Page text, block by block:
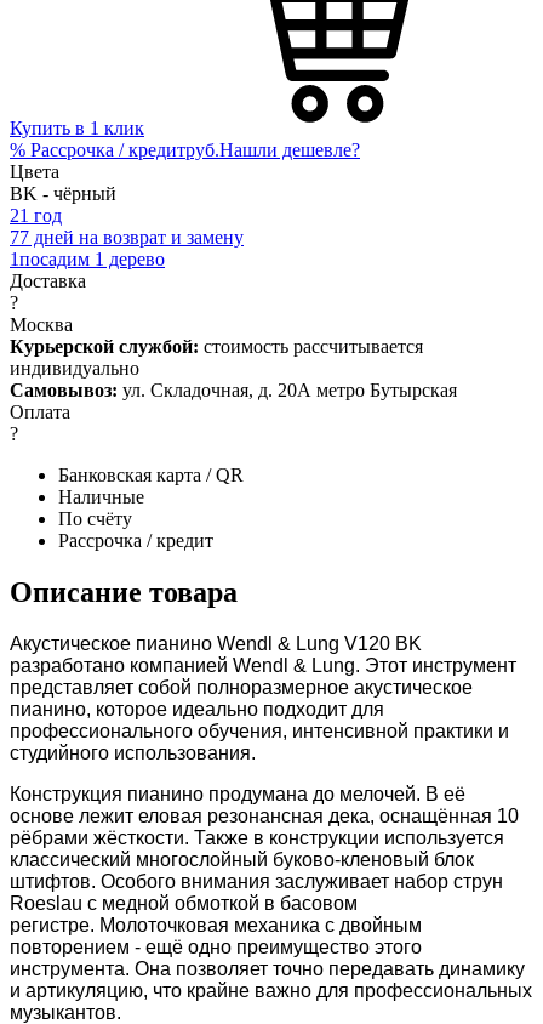
Купить в 1 клик
% Рассрочка / кредитруб.Нашли дешевле?
Цвета
BK - чёрный
21 год
77 дней на возврат и замену
1посадим 1 дерево
Доставка
?
Москва
Курьерской службой: стоимость рассчитывается
индивидуально
Самовывоз: ул. Складочная, д. 20А метро Бутырская
Оплата
?
Банковская карта / QR
Наличные
По счёту
Рассрочка / кредит
Описание товара
Акустическое пианино Wendl & Lung V120 BK
разработано компанией Wendl & Lung. Этот инструмент
представляет собой полноразмерное акустическое
пианино, которое идеально подходит для
профессионального обучения, интенсивной практики и
студийного использования.
Конструкция пианино продумана до мелочей. В её
основе лежит еловая резонансная дека, оснащённая 10
рёбрами жёсткости. Также в конструкции используется
классический многослойный буково-кленовый блок
штифтов. Особого внимания заслуживает набор струн
Roeslau с медной обмоткой в басовом
регистре. Молоточковая механика с двойным
повторением - ещё одно преимущество этого
инструмента. Она позволяет точно передавать динамику
и артикуляцию, что крайне важно для профессиональных
музыкантов.